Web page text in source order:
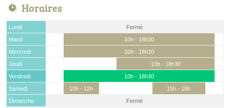
Horaires
Lundi
Fermé
Mardi
10h - 18h30
Mercredi
10h - 18h30
Jeudi
13h - 18h30
Vendredi
10h - 18h30
Samedi
10h - 12h
15h - 18h
Dimanche
Fermé